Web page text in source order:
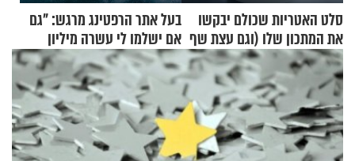
סלט האטריות שכולם יבקשו
את המתכון שלו (וגם עצת שף
להגשת הרוטב)
בעל אתר הרפטינג מרגש: "גם
אם ישלמו לי עשרה מיליון
שקלים - לא אפתח בשבת"